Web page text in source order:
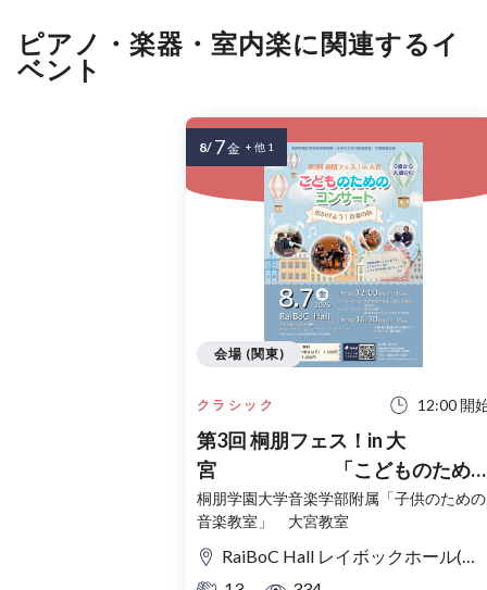
ピアノ・楽器・室内楽に関連するイ
ベント
クラシック 12:00 開
第3回 桐朋フェス！in 大
宮 「こどものため
コンサート」〜出かけよう！音
の旅〜
桐朋学園大学音楽学部附属「子供のための
音楽教室」 大宮教室
RaiBoC Hall レイボックホール(市民会館おおみや) 5F リハーサルルーム・レクリエーションルーム
会場 (関東)
8/ 7金 + 他 1